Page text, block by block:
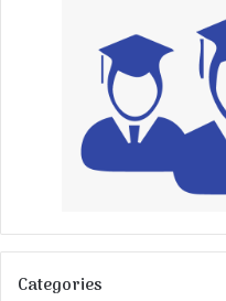
Categories